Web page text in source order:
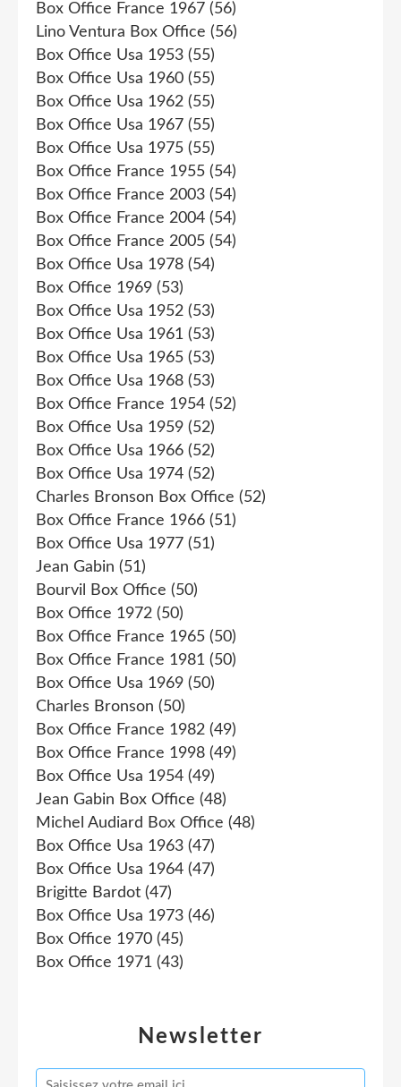
Newsletter
Box Office France 1967 (56)
Lino Ventura Box Office (56)
Box Office Usa 1953 (55)
Box Office Usa 1960 (55)
Box Office Usa 1962 (55)
Box Office Usa 1967 (55)
Box Office Usa 1975 (55)
Box Office France 1955 (54)
Box Office France 2003 (54)
Box Office France 2004 (54)
Box Office France 2005 (54)
Box Office Usa 1978 (54)
Box Office 1969 (53)
Box Office Usa 1952 (53)
Box Office Usa 1961 (53)
Box Office Usa 1965 (53)
Box Office Usa 1968 (53)
Box Office France 1954 (52)
Box Office Usa 1959 (52)
Box Office Usa 1966 (52)
Box Office Usa 1974 (52)
Charles Bronson Box Office (52)
Box Office France 1966 (51)
Box Office Usa 1977 (51)
Jean Gabin (51)
Bourvil Box Office (50)
Box Office 1972 (50)
Box Office France 1965 (50)
Box Office France 1981 (50)
Box Office Usa 1969 (50)
Charles Bronson (50)
Box Office France 1982 (49)
Box Office France 1998 (49)
Box Office Usa 1954 (49)
Jean Gabin Box Office (48)
Michel Audiard Box Office (48)
Box Office Usa 1963 (47)
Box Office Usa 1964 (47)
Brigitte Bardot (47)
Box Office Usa 1973 (46)
Box Office 1970 (45)
Box Office 1971 (43)